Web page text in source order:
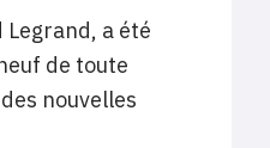
Legrand, a été
de toute
nouvelles